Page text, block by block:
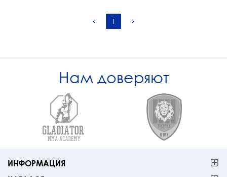
1
Нам доверяют
ИНФОРМАЦИЯ